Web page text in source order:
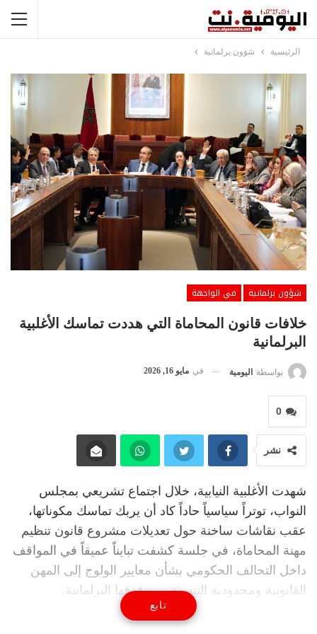
الرئيسية شؤون برلمانية
شؤون برلمانية
في الواجهة
خلافات قانون المحاماة التي هددت تماسك الأغلبية
البرلمانية
بواسطة اليومية في مايو 16, 2026
0
نشر
شهدت الأغلبية النيابية، خلال اجتماع تشريعي بمجلس
النواب، توتراً سياسياً حاداً كاد أن يربك تماسك مكوناتها،
عقب نقاشات ساخنة حول تعديلات مشروع قانون تنظيم
مهنة المحاماة، في جلسة كشفت تبايناً عميقاً في المواقف
داخل التحالف الحكومي بشأن معايير الولوج إلى المهن
القانونية ومحدودية التنسيق بين فرقها البرلمانية.
وبدأت ملامح التوتر قبل انطلاق الاجتماع الذي تأخر عن
تابع